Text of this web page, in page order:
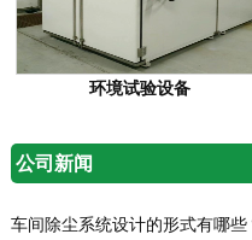
环境试验设备
公司新闻
车间除尘系统设计的形式有哪些